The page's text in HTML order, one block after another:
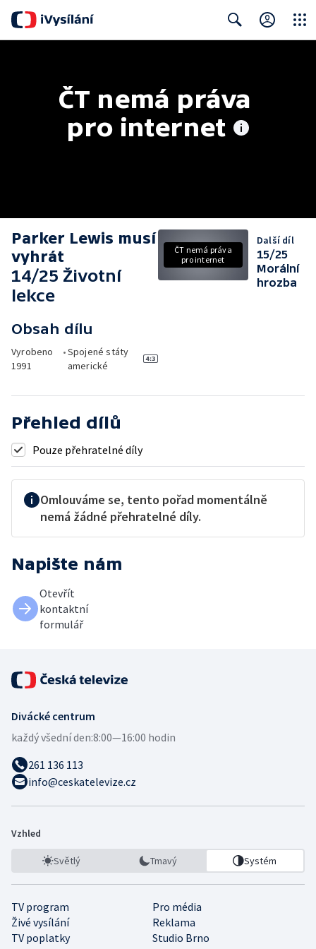
ČT nemá práva
pro internet
Parker Lewis musí
vyhrát
14/25 Životní
lekce
Obsah dílu
Vyrobeno
1991
•Spojené státy
americké
ČT nemá práva
pro internet
Další díl
15/25
Morální
hrozba
Přehled dílů
Pouze přehratelné díly
Omlouváme se, tento pořad momentálně
nemá žádné přehratelné díly.
Napište nám
Otevřít
kontaktní
formulář
Divácké centrum
každý všední den:8:00—16:00 hodin
261 136 113
info@ceskatelevize.cz
Vzhled
Světlý Tmavý Systém
TV program
Pro média
Živé vysílání
Reklama
TV poplatky
Studio Brno